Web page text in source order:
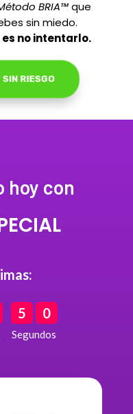
BRIA™que
sin miedo.
es no intentarlo.
RIESGO
hoy con
4 7
Segundos